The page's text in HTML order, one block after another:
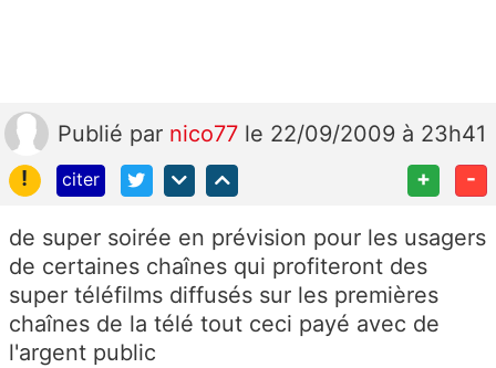
Publié par nico77 le 22/09/2009 à 23h41
!
citer + -
de super soirée en prévision pour les usagers
de certaines chaînes qui profiteront des
super téléfilms diffusés sur les premières
chaînes de la télé tout ceci payé avec de
l'argent public